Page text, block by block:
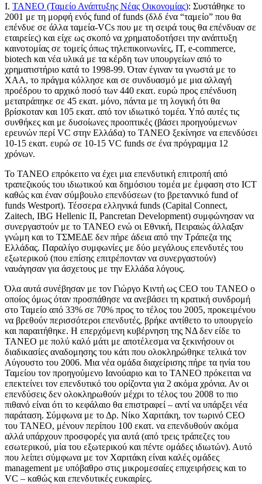
Ι. ΤΑΝΕΟ (Ταμείο Ανάπτυξης Νέας Οικονομίας): Συστάθηκε το
2001 με τη μορφή ενός fund of funds (δλδ ένα “ταμείο” που θα
επένδυε σε άλλα ταμεία-VCs που με τη σειρά τους θα επένδυαν σε
εταιρείες) και είχε ως σκοπό να χρηματοδοτήσει την ανάπτυξη
καινοτομίας σε τομείς όπως τηλεπικοινωνίες, ΙΤ, e-commerce,
biotech και νέα υλικά με τα κέρδη των υπουργείων από το
χρηματιστήριο κατά το 1998-99. Όταν έγιναν τα γνωστά με το
ΧΑΑ, το πράγμα κόλλησε και σε συνδυασμό με μια αλλαγή
προέδρου το αρχικό ποσό των 440 εκατ. ευρώ προς επένδυση
μετατράπηκε σε 45 εκατ. μόνο, πάντα με τη λογική ότι θα
βρίσκοταν και 105 εκατ. από τον ιδιωτικό τομέα. Υπό αυτές τις
συνθήκες και με δυσοίωνες προοπτικές (βάσει προηγούμενων
ερευνών περί VC στην Ελλάδα) το ΤΑΝΕΟ ξεκίνησε να επενδύσει
10-15 εκατ. ευρώ σε 10-15 VC funds σε ένα πρόγραμμα 12
χρόνων.
Το ΤΑΝΕΟ επρόκειτο να έχει μια επενδυτική επιτροπή από
τραπεζικούς του ιδιωτικού και δημόσιου τομέα με έμφαση στο ICT
καθώς και έναν σύμβουλο επενδύσεων (το βρεταννικό fund of
funds Westport). Τέσσερα ελληνικά funds (Capital Connect,
Zaitech, IBG Hellenic II, Pancretan Development) συμφώνησαν να
συνεργαστούν με το ΤΑΝΕΟ ενώ οι Εθνική, Πειραιώς άλλαξαν
γνώμη και το ΤΣΜΕΔΕ δεν πήρε άδεια από την Τράπεζα της
Ελλάδας. Παραλίγο συμφωνίες με δύο μεγάλους επενδυτές του
εξωτερικού (που επίσης επιτρέπονταν να συνεργαστούν)
ναυάγησαν για άσχετους με την Ελλάδα λόγους.
Όλα αυτά συνέβησαν με τον Γιώργο Κιντή ως CEO του ΤΑΝΕΟ ο
οποίος όμως όταν προσπάθησε να ανεβάσει τη κρατική συνδρομή
στο Ταμείο από 33% σε 70% προς το τέλος του 2005, προκειμένου
να βρεθούν περισσότεροι επενδυτές, βρήκε αντίθετο το υπουργείο
και παραιτήθηκε. Η επερχόμενη κυβέρνηση της ΝΔ δεν είδε το
ΤΑΝΕΟ με πολύ καλό μάτι με αποτέλεσμα να ξεκινήσουν οι
διαδικασίες αναδομησης του κάτι που ολοκληρώθηκε τελικά τον
Αύγουστο του 2006. Μια νέα ομάδα διαχείρισης πήρε τα ηνία του
Ταμείου τον προηγούμενο Ιανούαριο και το ΤΑΝΕΟ πρόκειται να
επεκτείνει τον επενδυτικό του ορίζοντα για 2 ακόμα χρόνια. Αν οι
επενδύσεις δεν ολοκληρωθούν μέχρι το τέλος του 2008 το πιο
πιθανό είναι ότι το κεφάλαιο θα επιστραφεί – αντί να υπάρξει νέα
παράταση. Σύμφωνα με το Δρ. Νίκο Χαριτάκη, τον τωρινό CEO
του TANEO, μένουν περίπου 100 εκατ. να επενδυθούν ακόμα
αλλά υπάρχουν προσφορές για αυτά (από τρεις τράπεζες του
εσωτερικού, μία του εξωτερικού και πέντε ομάδες ιδιωτών). Αυτό
που λείπει σύμφωνα με τον Χαριτάκη είναι καλές ομάδες
management με υπόβαθρο στις μικρομεσαίες επιχειρήσεις και το
VC – καθώς και επενδυτικές ευκαιρίες.